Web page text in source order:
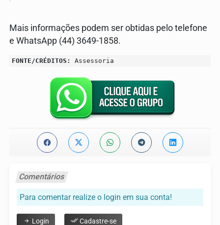
Mais informações podem ser obtidas pelo telefone
e WhatsApp (44) 3649-1858.
FONTE/CRÉDITOS: Assessoria
Comentários
Para comentar realize o login em sua conta!
Login Cadastre-se